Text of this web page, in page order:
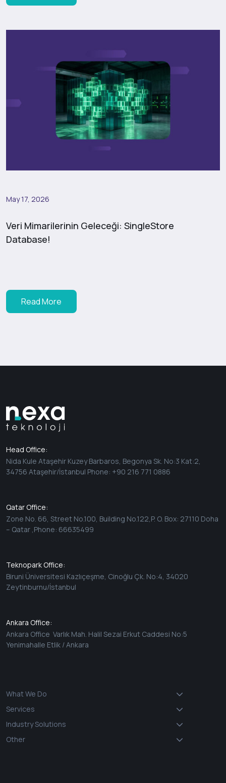
May 17, 2026
Veri Mimarilerinin Geleceği: SingleStore
Database!
Read More
Head Office:
Nida Kule Ataşehir Kuzey Barbaros, Begonya Sk. No:3 Kat:2,
34756 Ataşehir/İstanbul Phone: +90 216 771 0886
Qatar Office:
Zone No. 66, Street No.100, Building No.122,P. O. Box: 27110 Doha
– Qatar ,Phone: 66635499
Teknopark Office:
Biruni Üniversitesi Kazlıçeşme, Cinoğlu Çk. No:4, 34020
Zeytinburnu/İstanbul
Ankara Office:
Ankara Office Varlık Mah. Halil Sezai Erkut Caddesi No:5
Yenimahalle Etlik / Ankara
What We Do
Services
Industry Solutions
Other